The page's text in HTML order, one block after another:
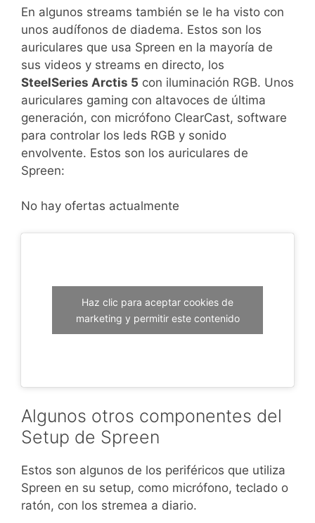
En algunos streams también se le ha visto con
unos audífonos de diadema. Estos son los
auriculares que usa Spreen en la mayoría de
sus videos y streams en directo, los
SteelSeries Arctis 5 con iluminación RGB. Unos
auriculares gaming con altavoces de última
generación, con micrófono ClearCast, software
para controlar los leds RGB y sonido
envolvente. Estos son los auriculares de
Spreen:
No hay ofertas actualmente
Haz clic para aceptar cookies de
marketing y permitir este contenido
Algunos otros componentes del
Setup de Spreen
Estos son algunos de los periféricos que utiliza
Spreen en su setup, como micrófono, teclado o
ratón, con los stremea a diario.